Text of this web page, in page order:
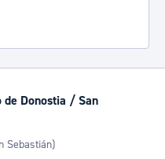
Donostia / San
Sebastián)